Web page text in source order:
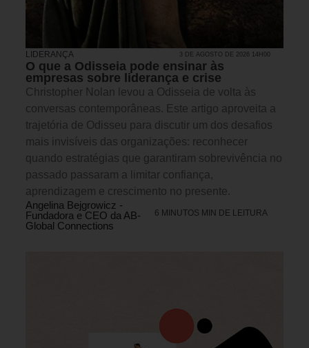
LIDERANÇA 3 DE AGOSTO DE 2026 14H00
O que a Odisseia pode ensinar às
empresas sobre liderança e crise
Christopher Nolan levou a Odisseia de volta às
conversas contemporâneas. Este artigo aproveita a
trajetória de Odisseu para discutir um dos desafios
mais invisíveis das organizações: reconhecer
quando estratégias que garantiram sobrevivência no
passado passaram a limitar confiança,
aprendizagem e crescimento no presente.
Angelina Bejgrowicz -
Fundadora e CEO da AB-
Global Connections
6 MINUTOS MIN DE LEITURA